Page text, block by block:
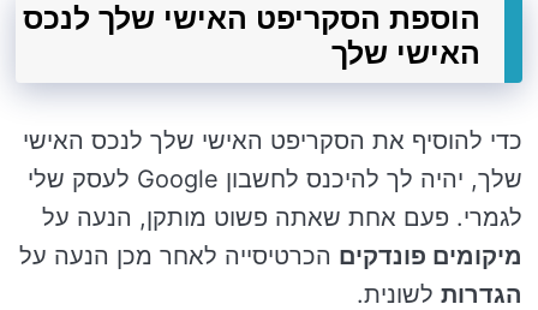
הוספת הסקריפט האישי שלך לנכס
האישי שלך
כדי להוסיף את הסקריפט האישי שלך לנכס האישי
שלך, יהיה לך להיכנס לחשבון Google לעסק שלי
לגמרי. פעם אחת שאתה פשוט מותקן, הנעה על
מיקומים פונדקים הכרטיסייה לאחר מכן הנעה על
הגדרות לשונית.